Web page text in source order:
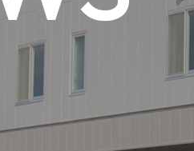
ライドシステム